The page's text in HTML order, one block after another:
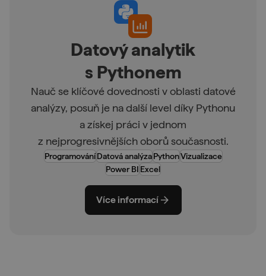
Datový analytik
s Pythonem
Nauč se klíčové dovednosti v oblasti datové
analýzy, posuň je na další level díky Pythonu
a získej práci v jednom
z nejprogresivnějších oborů současnosti.
Programování Datová analýza PythonVizualizace
Power BI Excel
Více informací